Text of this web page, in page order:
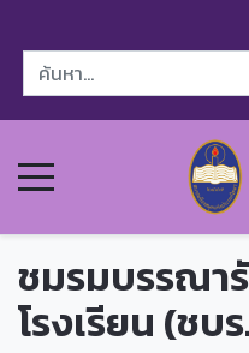
ชมรมบรรณา
โรงเรียน (ชบ